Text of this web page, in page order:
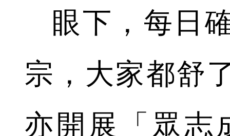
眼下，每日
宗，大家都舒
亦開展「眾志